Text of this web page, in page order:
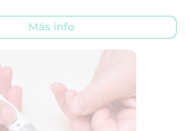
Más info